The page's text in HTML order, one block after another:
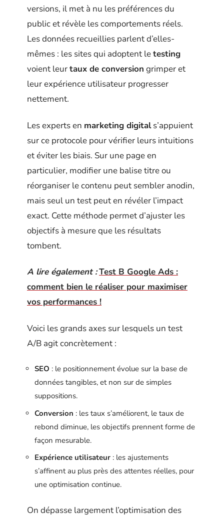
versions, il met à nu les préférences du
public et révèle les comportements réels.
Les données recueillies parlent d’elles-
mêmes : les sites qui adoptent letesting
voient leurtaux de conversion grimper et
leur expérience utilisateur progresser
nettement.
Les experts en marketing digitals’appuient
sur ce protocole pour vérifier leurs intuitions
et éviter les biais. Sur une page en
particulier, modifier une balise titre ou
réorganiser le contenu peut sembler anodin,
mais seul un test peut en révéler l’impact
exact. Cette méthode permet d’ajuster les
objectifs à mesure que les résultats
tombent.
A lire également :Test B Google Ads :
comment bien le réaliser pour maximiser
vos performances !
Voici les grands axes sur lesquels un test
A/B agit concrètement :
SEO : le positionnement évolue sur la base de
données tangibles, et non sur de simples
suppositions.
Conversion : les taux s’améliorent, le taux de
rebond diminue, les objectifs prennent forme de
façon mesurable.
Expérience utilisateur : les ajustements
s’affinent au plus près des attentes réelles, pour
une optimisation continue.
On dépasse largement l’optimisation des